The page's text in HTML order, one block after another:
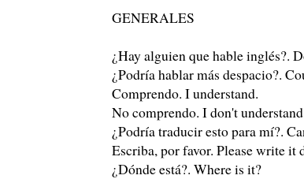
GENERALES
¿Hay alguien que hable inglés?.
¿Podría hablar más despacio?.
Comprendo. I understand.
No comprendo. I don't
¿Podría traducir esto para mí?.
Escriba, por favor. Please write it
¿Dónde está?. Where is it?